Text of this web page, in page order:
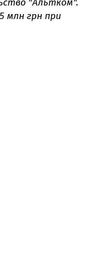
млн грн при